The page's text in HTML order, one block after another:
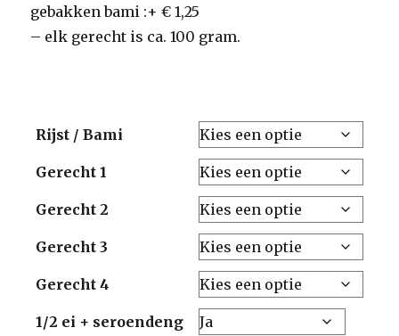
gebakken bami :+ € 1,25
– elk gerecht is ca. 100 gram.
Rijst / Bami
Gerecht 1
Gerecht 2
Gerecht 3
Gerecht 4
1/2 ei + seroendeng